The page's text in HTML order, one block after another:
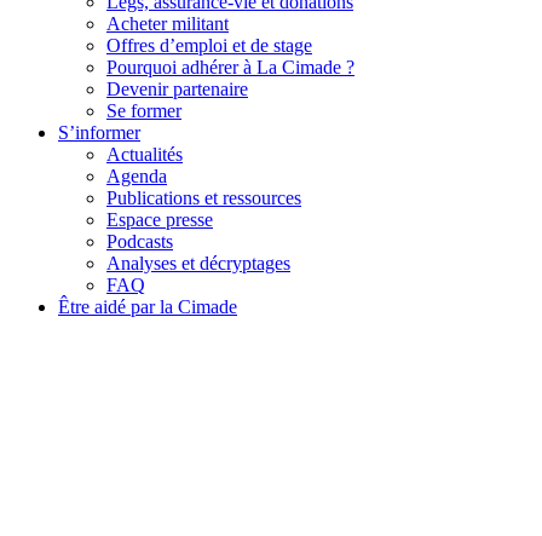
Acheter militant
Offres d’emploi et de stage
Pourquoi adhérer à La Cimade ?
Devenir partenaire
Se former
S’informer
Actualités
Agenda
Publications et ressources
Espace presse
Podcasts
Analyses et décryptages
FAQ
Être aidé par la Cimade